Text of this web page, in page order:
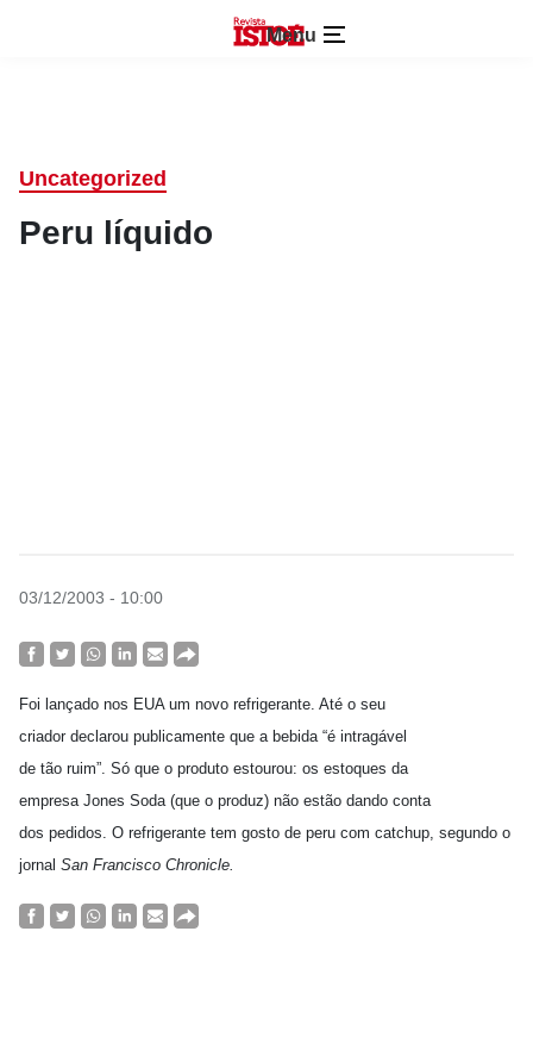
Menu
Uncategorized
Peru líquido
03/12/2003 - 10:00
Foi lançado nos EUA um novo refrigerante. Até o seu
criador declarou publicamente que a bebida “é intragável
de tão ruim”. Só que o produto estourou: os estoques da
empresa Jones Soda (que o produz) não estão dando conta
dos pedidos. O refrigerante tem gosto de peru com catchup, segundo o
jornal San Francisco Chronicle.